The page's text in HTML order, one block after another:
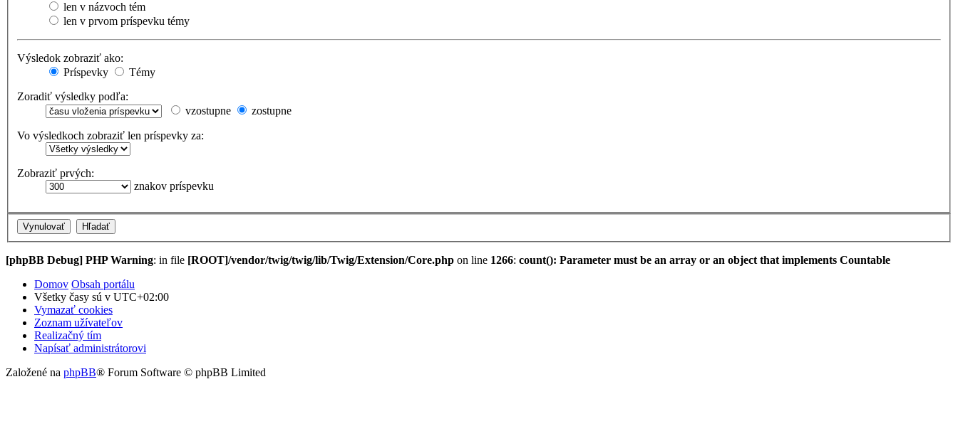
len v názvoch tém
len v prvom príspevku témy
Výsledok zobraziť ako:
Príspevky
Témy
Zoradiť výsledky podľa:
vzostupne
zostupne
Vo výsledkoch zobraziť len príspevky za:
Zobraziť prvých:
znakov príspevku
[phpBB Debug] PHP Warning: in file [ROOT]/vendor/twig/twig/lib/Twig/Extension/Core.php on line 1266: count(): Parameter must be an array or an object that implements Countable
Domov Obsah portálu
Všetky časy sú v UTC+02:00
Vymazať cookies
Zoznam užívateľov
Realizačný tím
Napísať administrátorovi
Založené na phpBB® Forum Software © phpBB Limited